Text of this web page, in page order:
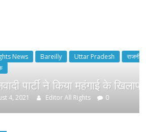
Bareilly Uttar Pradesh राजनीति
ने किया महंगाई के खिलाफ प्रदर्शन
Editor All Rights 0